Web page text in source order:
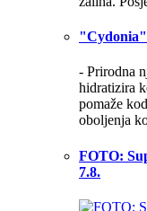
"Cydonia"
- Prirodna
hidratizira
pomaže
oboljenja
FOTO:
7.8.